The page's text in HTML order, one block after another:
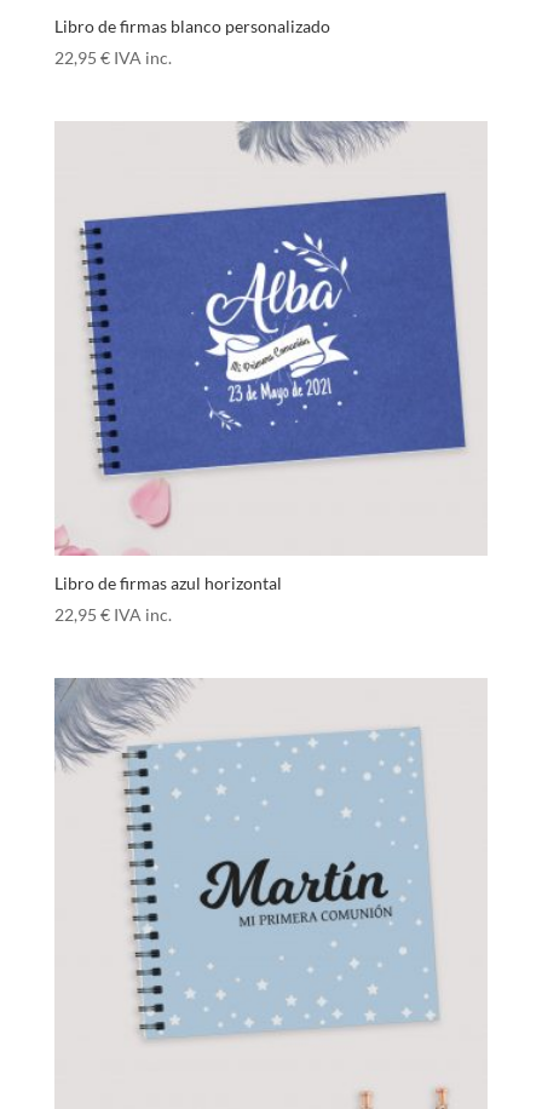
Libro de firmas blanco personalizado
22,95 € IVA inc.
Libro de firmas azul horizontal
22,95 € IVA inc.